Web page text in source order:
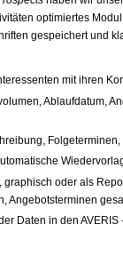
optimiertes
gespeichert und
mit ihren
Ablaufdatum,
oder als
Angebotsterminen
Daten in den AVERIS